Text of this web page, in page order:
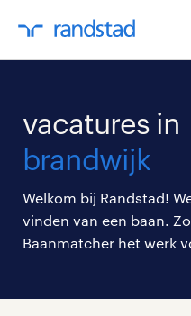
vacatures in
brandwijk
Welkom bij Randstad!
vinden van een baan.
Baanmatcher het werk